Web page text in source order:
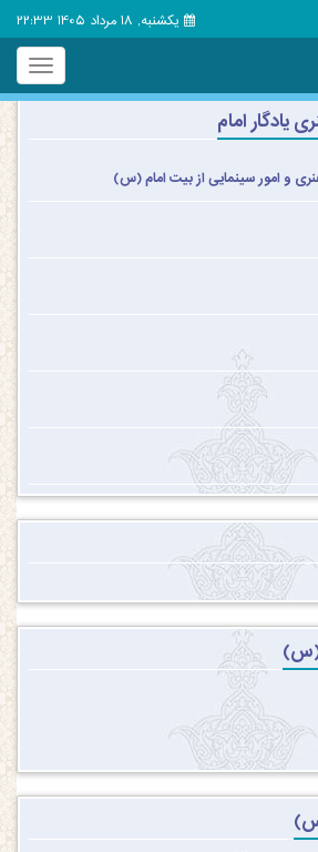
یکشنبه, 18 مرداد 1405 22:33
Toggle
یادگار امام
و امور سینمایی از بیت امام (س)
(س)